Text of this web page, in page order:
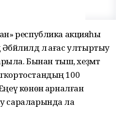
республика акцияһы
Әбйәлилдә лә ағас ултыртыу
Бынан тыш, хеҙмәт
100
көнөнә арналған
сараларында ла